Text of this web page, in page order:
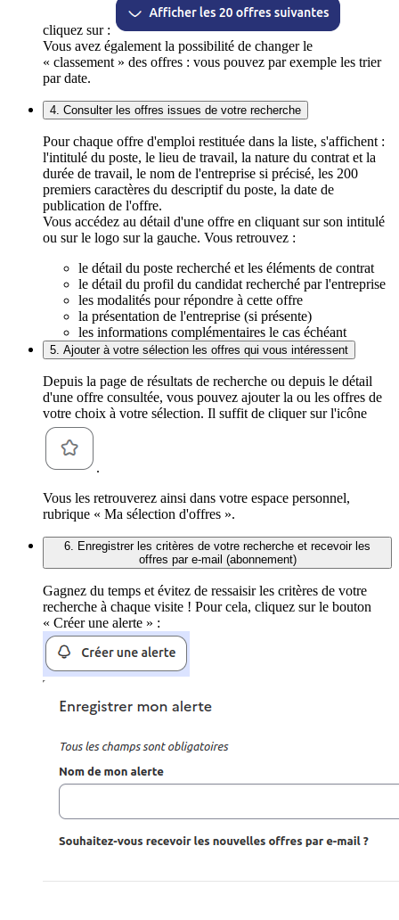
cliquez sur :
Vous avez également la possibilité de changer le
« classement » des offres : vous pouvez par exemple les trier
par date.
4. Consulter les offres issues de votre recherche
Pour chaque offre d'emploi restituée dans la liste, s'affichent :
l'intitulé du poste, le lieu de travail, la nature du contrat et la
durée de travail, le nom de l'entreprise si précisé, les 200
premiers caractères du descriptif du poste, la date de
publication de l'offre.
Vous accédez au détail d'une offre en cliquant sur son intitulé
ou sur le logo sur la gauche. Vous retrouvez :
le détail du poste recherché et les éléments de contrat
le détail du profil du candidat recherché par l'entreprise
les modalités pour répondre à cette offre
la présentation de l'entreprise (si présente)
les informations complémentaires le cas échéant
5. Ajouter à votre sélection les offres qui vous intéressent
Depuis la page de résultats de recherche ou depuis le détail
d'une offre consultée, vous pouvez ajouter la ou les offres de
votre choix à votre sélection. Il suffit de cliquer sur l'icône
.
Vous les retrouverez ainsi dans votre espace personnel,
rubrique « Ma sélection d'offres ».
6. Enregistrer les critères de votre recherche et recevoir les
offres par e-mail (abonnement)
Gagnez du temps et évitez de ressaisir les critères de votre
recherche à chaque visite ! Pour cela, cliquez sur le bouton
« Créer une alerte » :